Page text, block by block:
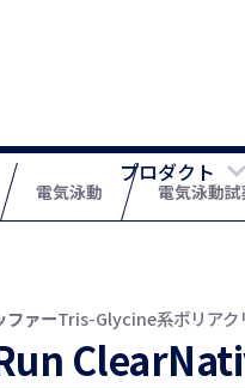
プロダクト
電気泳動 電気泳動
ファーTris-Glycine系ポリア